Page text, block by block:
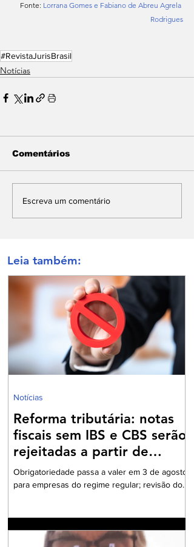
Fonte: Lorrana Gomes e Fabiano de Abreu Agrela
Rodrigues
#RevistaJurisBrasil
Notícias
Comentários
Escreva um comentário
Leia também:
Reforma tributária: notas
fiscais sem IBS e CBS serão
rejeitadas a partir de
agosto
Obrigatoriedade passa a valer em 3 de agosto
para empresas do regime regular; revisão dos
Fazenda passará a rejeitar a emissão de NF-e
Notícias